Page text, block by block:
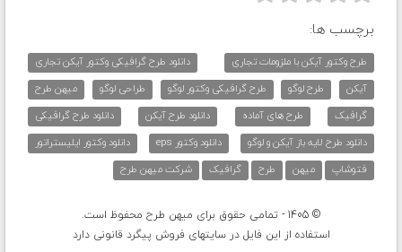
برچسب ها:
طرح وکتور آیکن با ملزومات تجاری
دانلود طرح گرافیکی وکتور آیکن تجاری
آیکن
طرح لوگو طرح گرافیکی وکتور لوگو طراحی لوگو
میهن طرح
گرافیک
طرح های آماده دانلود طرح آیکن
دانلود طرح گرافیکی
دانلود طرح لایه باز آیکن و لوگو
دانلود وکتور eps
دانلود وکتور ایلیستراتور
فتوشاپ
میهن طرح گرافیک شرکت میهن طرح
© 1405 - تمامی حقوق برای میهن طرح محفوظ است.
استفاده از این فایل در سایتهای فروش پیگرد قانونی دارد